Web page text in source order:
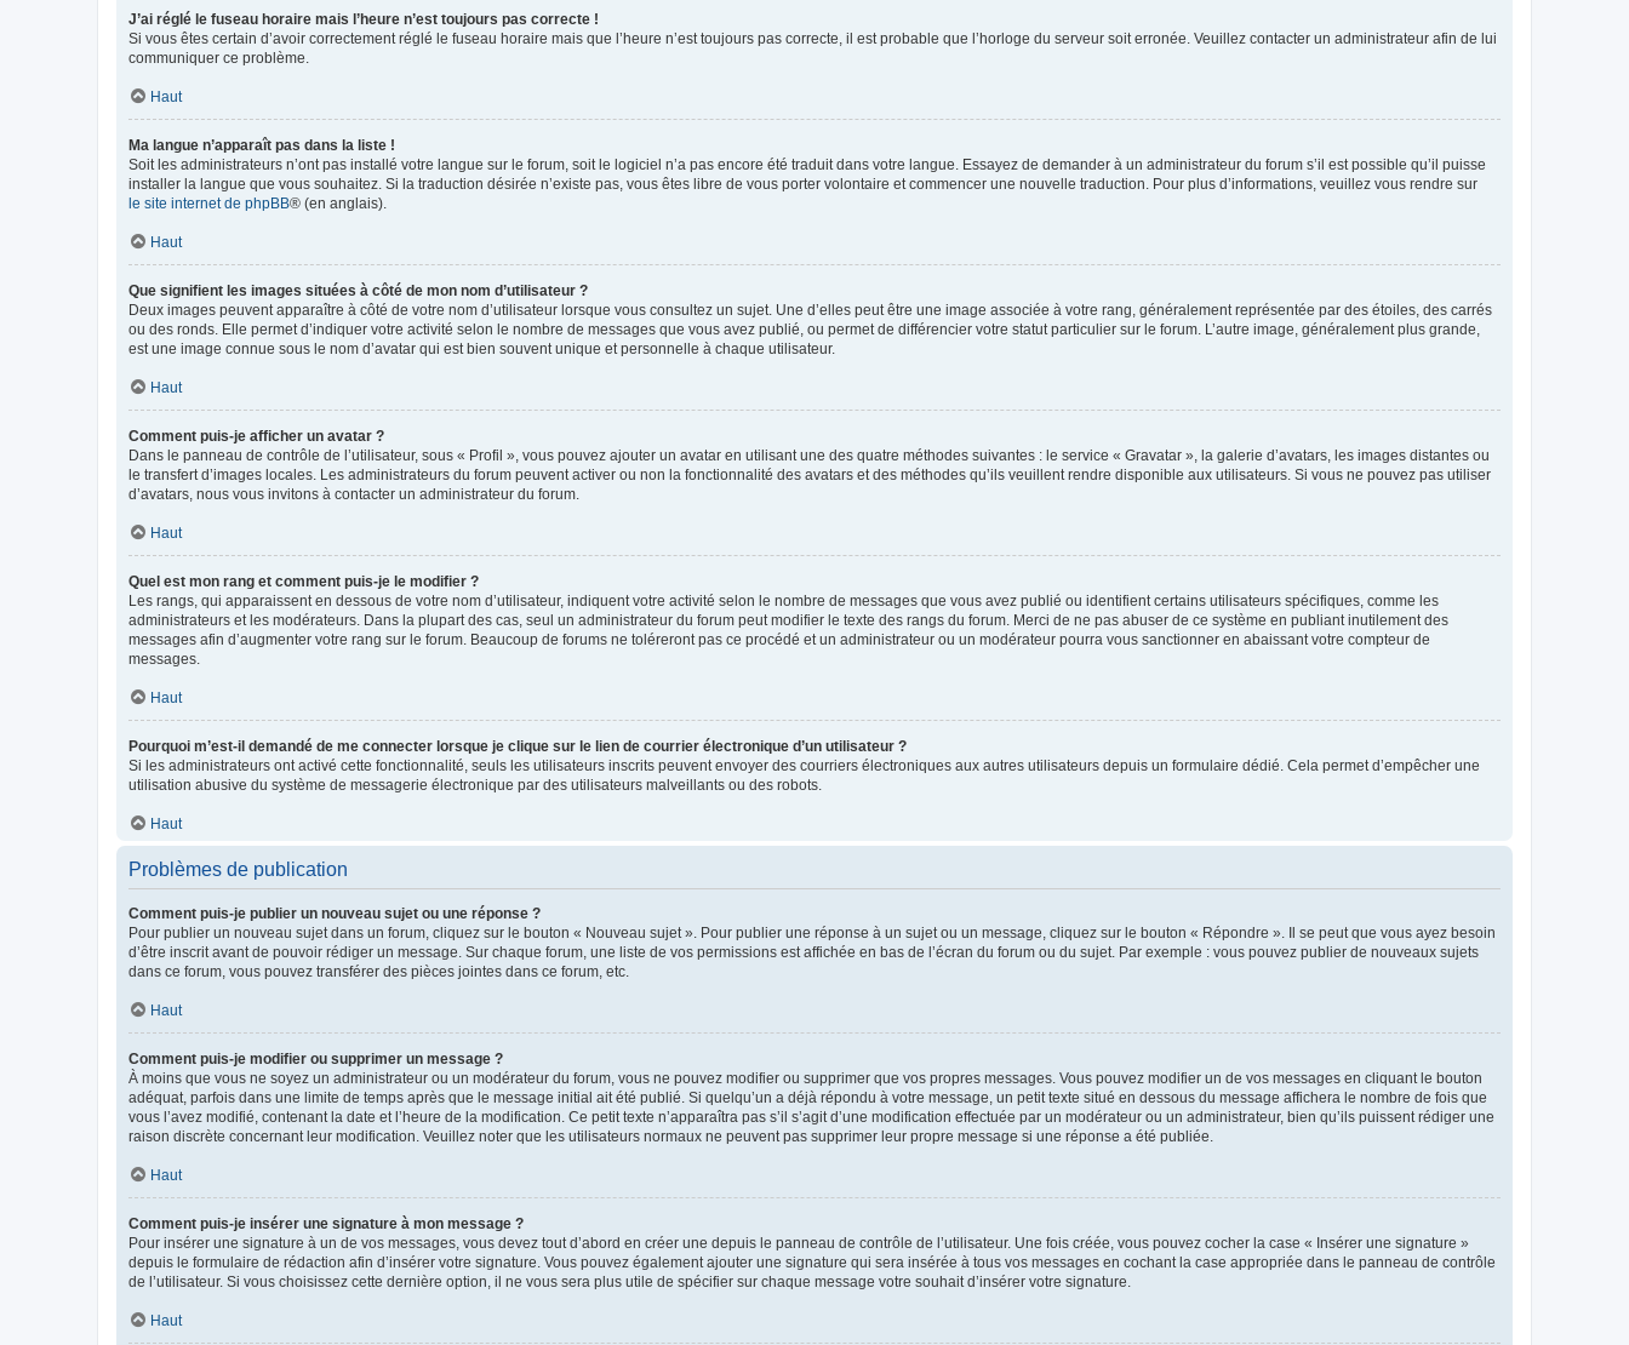
J’ai réglé le fuseau horaire mais l’heure n’est toujours pas correcte !
Si vous êtes certain d’avoir correctement réglé le fuseau horaire mais que l’heure n’est toujours pas correcte, il est probable que l’horloge du serveur soit erronée. Veuillez contacter un administrateur afin de lui
communiquer ce problème.
Haut
Ma langue n’apparaît pas dans la liste !
Soit les administrateurs n’ont pas installé votre langue sur le forum, soit le logiciel n’a pas encore été traduit dans votre langue. Essayez de demander à un administrateur du forum s’il est possible qu’il puisse
installer la langue que vous souhaitez. Si la traduction désirée n’existe pas, vous êtes libre de vous porter volontaire et commencer une nouvelle traduction. Pour plus d’informations, veuillez vous rendre sur
le site internet de phpBB® (en anglais).
Haut
Que signifient les images situées à côté de mon nom d’utilisateur ?
Deux images peuvent apparaître à côté de votre nom d’utilisateur lorsque vous consultez un sujet. Une d’elles peut être une image associée à votre rang, généralement représentée par des étoiles, des carrés
ou des ronds. Elle permet d’indiquer votre activité selon le nombre de messages que vous avez publié, ou permet de différencier votre statut particulier sur le forum. L’autre image, généralement plus grande,
est une image connue sous le nom d’avatar qui est bien souvent unique et personnelle à chaque utilisateur.
Haut
Comment puis-je afficher un avatar ?
Dans le panneau de contrôle de l’utilisateur, sous « Profil », vous pouvez ajouter un avatar en utilisant une des quatre méthodes suivantes : le service « Gravatar », la galerie d’avatars, les images distantes ou
le transfert d’images locales. Les administrateurs du forum peuvent activer ou non la fonctionnalité des avatars et des méthodes qu’ils veuillent rendre disponible aux utilisateurs. Si vous ne pouvez pas utiliser
d’avatars, nous vous invitons à contacter un administrateur du forum.
Haut
Quel est mon rang et comment puis-je le modifier ?
Les rangs, qui apparaissent en dessous de votre nom d’utilisateur, indiquent votre activité selon le nombre de messages que vous avez publié ou identifient certains utilisateurs spécifiques, comme les
administrateurs et les modérateurs. Dans la plupart des cas, seul un administrateur du forum peut modifier le texte des rangs du forum. Merci de ne pas abuser de ce système en publiant inutilement des
messages afin d’augmenter votre rang sur le forum. Beaucoup de forums ne toléreront pas ce procédé et un administrateur ou un modérateur pourra vous sanctionner en abaissant votre compteur de
messages.
Haut
Pourquoi m’est-il demandé de me connecter lorsque je clique sur le lien de courrier électronique d’un utilisateur ?
Si les administrateurs ont activé cette fonctionnalité, seuls les utilisateurs inscrits peuvent envoyer des courriers électroniques aux autres utilisateurs depuis un formulaire dédié. Cela permet d’empêcher une
utilisation abusive du système de messagerie électronique par des utilisateurs malveillants ou des robots.
Haut
Problèmes de publication
Comment puis-je publier un nouveau sujet ou une réponse ?
Pour publier un nouveau sujet dans un forum, cliquez sur le bouton « Nouveau sujet ». Pour publier une réponse à un sujet ou un message, cliquez sur le bouton « Répondre ». Il se peut que vous ayez besoin
d’être inscrit avant de pouvoir rédiger un message. Sur chaque forum, une liste de vos permissions est affichée en bas de l’écran du forum ou du sujet. Par exemple : vous pouvez publier de nouveaux sujets
dans ce forum, vous pouvez transférer des pièces jointes dans ce forum, etc.
Haut
Comment puis-je modifier ou supprimer un message ?
À moins que vous ne soyez un administrateur ou un modérateur du forum, vous ne pouvez modifier ou supprimer que vos propres messages. Vous pouvez modifier un de vos messages en cliquant le bouton
adéquat, parfois dans une limite de temps après que le message initial ait été publié. Si quelqu’un a déjà répondu à votre message, un petit texte situé en dessous du message affichera le nombre de fois que
vous l’avez modifié, contenant la date et l’heure de la modification. Ce petit texte n’apparaîtra pas s’il s’agit d’une modification effectuée par un modérateur ou un administrateur, bien qu’ils puissent rédiger une
raison discrète concernant leur modification. Veuillez noter que les utilisateurs normaux ne peuvent pas supprimer leur propre message si une réponse a été publiée.
Haut
Comment puis-je insérer une signature à mon message ?
Pour insérer une signature à un de vos messages, vous devez tout d’abord en créer une depuis le panneau de contrôle de l’utilisateur. Une fois créée, vous pouvez cocher la case « Insérer une signature »
depuis le formulaire de rédaction afin d’insérer votre signature. Vous pouvez également ajouter une signature qui sera insérée à tous vos messages en cochant la case appropriée dans le panneau de contrôle
de l’utilisateur. Si vous choisissez cette dernière option, il ne vous sera plus utile de spécifier sur chaque message votre souhait d’insérer votre signature.
Haut